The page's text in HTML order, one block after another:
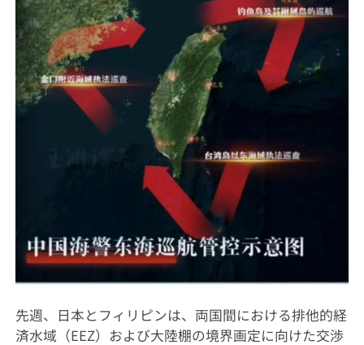
先週、日本とフィリピンは、両国間における排他的経
済水域（EEZ）および大陸棚の境界画定に向けた交渉